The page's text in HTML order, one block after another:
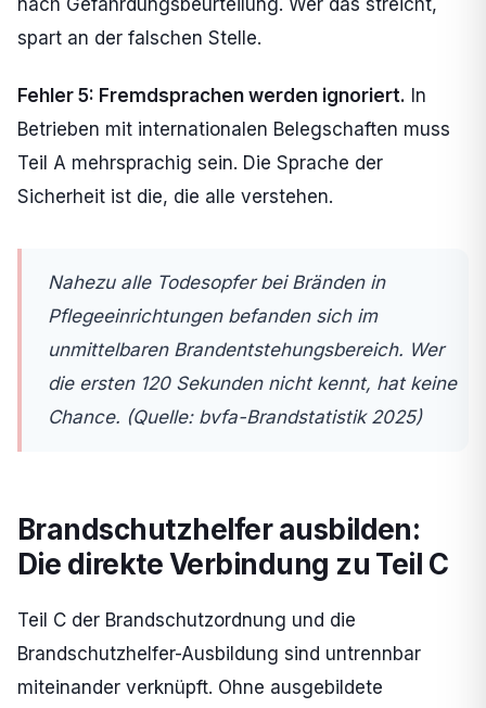
nach Gefährdungsbeurteilung. Wer das streicht,
spart an der falschen Stelle.
Fehler 5: Fremdsprachen werden ignoriert. In
Betrieben mit internationalen Belegschaften muss
Teil A mehrsprachig sein. Die Sprache der
Sicherheit ist die, die alle verstehen.
Nahezu alle Todesopfer bei Bränden in
Pflegeeinrichtungen befanden sich im
unmittelbaren Brandentstehungsbereich. Wer
die ersten 120 Sekunden nicht kennt, hat keine
Chance. (Quelle: bvfa-Brandstatistik 2025)
Brandschutzhelfer ausbilden:
Die direkte Verbindung zu Teil C
Teil C der Brandschutzordnung und die
Brandschutzhelfer-Ausbildung sind untrennbar
miteinander verknüpft. Ohne ausgebildete